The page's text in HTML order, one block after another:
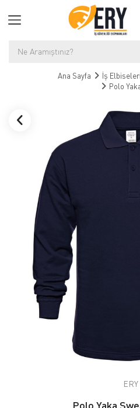
Ana Sayfa İş Elbiseleri
Polo
ERY
Polo Yaka